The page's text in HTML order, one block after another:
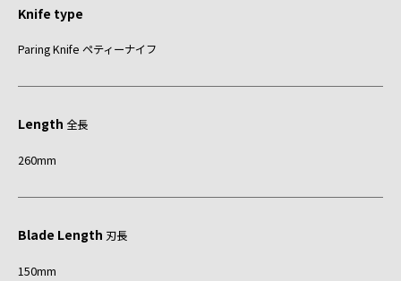
Knife type
Paring Knife ペティーナイフ
Length 全長
260mm
Blade Length 刃長
150mm